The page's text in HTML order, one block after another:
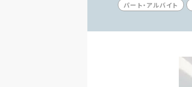
パート・アルバイト